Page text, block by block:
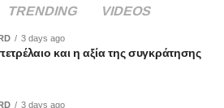
TRENDING VIDEOS
3 days ago
και η αξία της συγκράτησης
3 days ago